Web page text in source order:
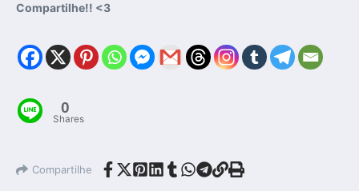
Compartilhe!! <3
0
Shares
Compartilhe